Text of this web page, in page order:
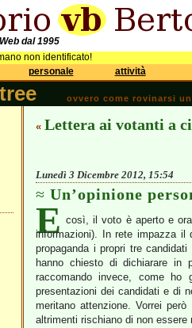
dal 1995
non identificato!
personale attività
ovvero come rovinarsi
« Lettera ai votanti a
Lunedì 3 Dicembre 2012, 15:54
Un’opinione
E così, il voto è aperto e
informazioni). In rete impazza il
propaganda i propri tre
hanno chiesto di dichiarare in
raccomando invece, come ho
presentazioni dei candidati e di
meritano attenzione. Vorrei
altrimenti rischiano di non